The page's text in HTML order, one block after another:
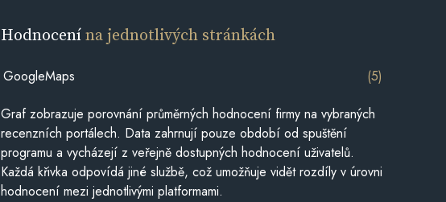
Hodnocenína jednotlivých stránkách
GoogleMaps (5)
Graf zobrazuje porovnání průměrných hodnocení firmy na vybraných
recenzních portálech. Data zahrnují pouze období od spuštění
programu a vycházejí z veřejně dostupných hodnocení uživatelů.
Každá křivka odpovídá jiné službě, což umožňuje vidět rozdíly v úrovni
hodnocení mezi jednotlivými platformami.